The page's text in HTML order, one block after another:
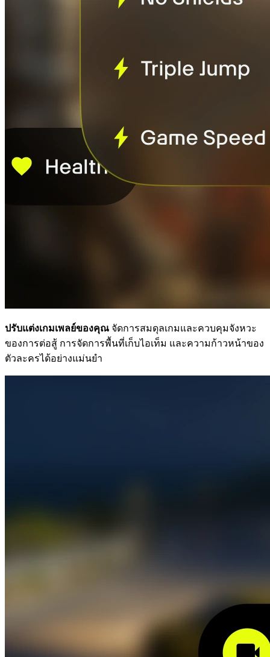
ปรับแต่งเกมเพลย์ของคุณ จัดการสมดุลเกมและควบคุมจังหวะ
ของการต่อสู้ การจัดการพื้นที่เก็บไอเท็ม และความก้าวหน้าของ
ตัวละครได้อย่างแม่นยำ